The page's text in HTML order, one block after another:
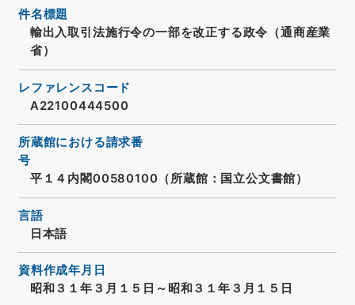
件名標題
輸出入取引法施行令の一部を改正する政令（通商産業
省）
レファレンスコード
A22100444500
所蔵館における請求番
号
平１４内閣00580100（所蔵館：国立公文書館）
言語
日本語
資料作成年月日
昭和３１年３月１５日～昭和３１年３月１５日